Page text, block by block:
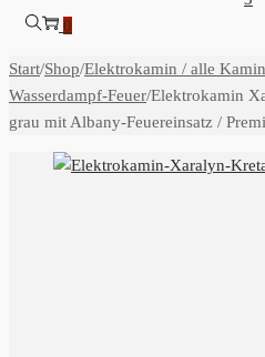
0
Start/Shop/Elektrokamin / alle
Wasserdampf-Feuer/Elektrokamin
grau mit Albany-Feuereinsatz /